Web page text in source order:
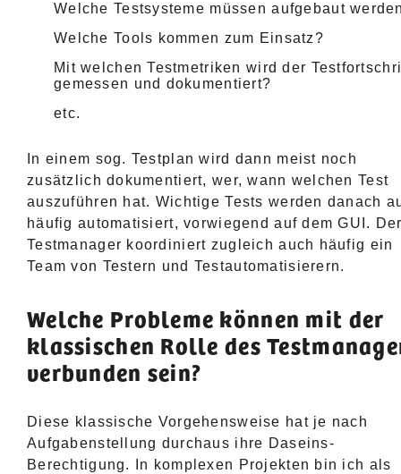
Welche Testsysteme müssen aufgebaut
Welche Tools kommen zum Einsatz?
Mit welchen Testmetriken wird der
gemessen und dokumentiert?
etc.
In einem sog. Testplan wird dann meist noch
zusätzlich dokumentiert, wer, wann welchen Test
auszuführen hat. Wichtige Tests werden danach
häufig automatisiert, vorwiegend auf dem GUI.
Testmanager koordiniert zugleich auch häufig ein
Team von Testern und Testautomatisierern.
Welche Probleme können mit der
klassischen Rolle des
verbunden sein?
Diese klassische Vorgehensweise hat je nach
Aufgabenstellung durchaus ihre Daseins-
Berechtigung. In komplexen Projekten bin ich als